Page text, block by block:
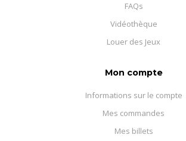
FAQs
Vidéothèque
Louer des Jeux
Mon compte
Informations sur le compte
Mes commandes
Mes billets